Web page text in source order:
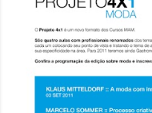
bem-estar, presença e
sensorial” esteja
trás dele já aparece
globais. A Accenture ,
movimento de Social
pessoas buscam mais